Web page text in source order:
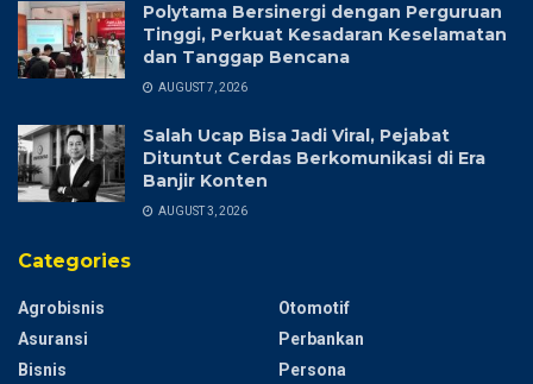
Polytama Bersinergi dengan Perguruan
Tinggi, Perkuat Kesadaran Keselamatan
dan Tanggap Bencana
AUGUST 7, 2026
Salah Ucap Bisa Jadi Viral, Pejabat
Dituntut Cerdas Berkomunikasi di Era
Banjir Konten
AUGUST 3, 2026
Categories
Agrobisnis
Asuransi
Bisnis
Otomotif
Perbankan
Persona